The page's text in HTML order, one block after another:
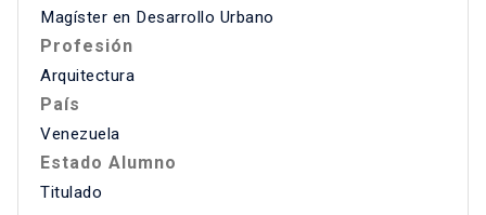
Magíster en Desarrollo Urbano
Profesión
Arquitectura
País
Venezuela
Estado Alumno
Titulado